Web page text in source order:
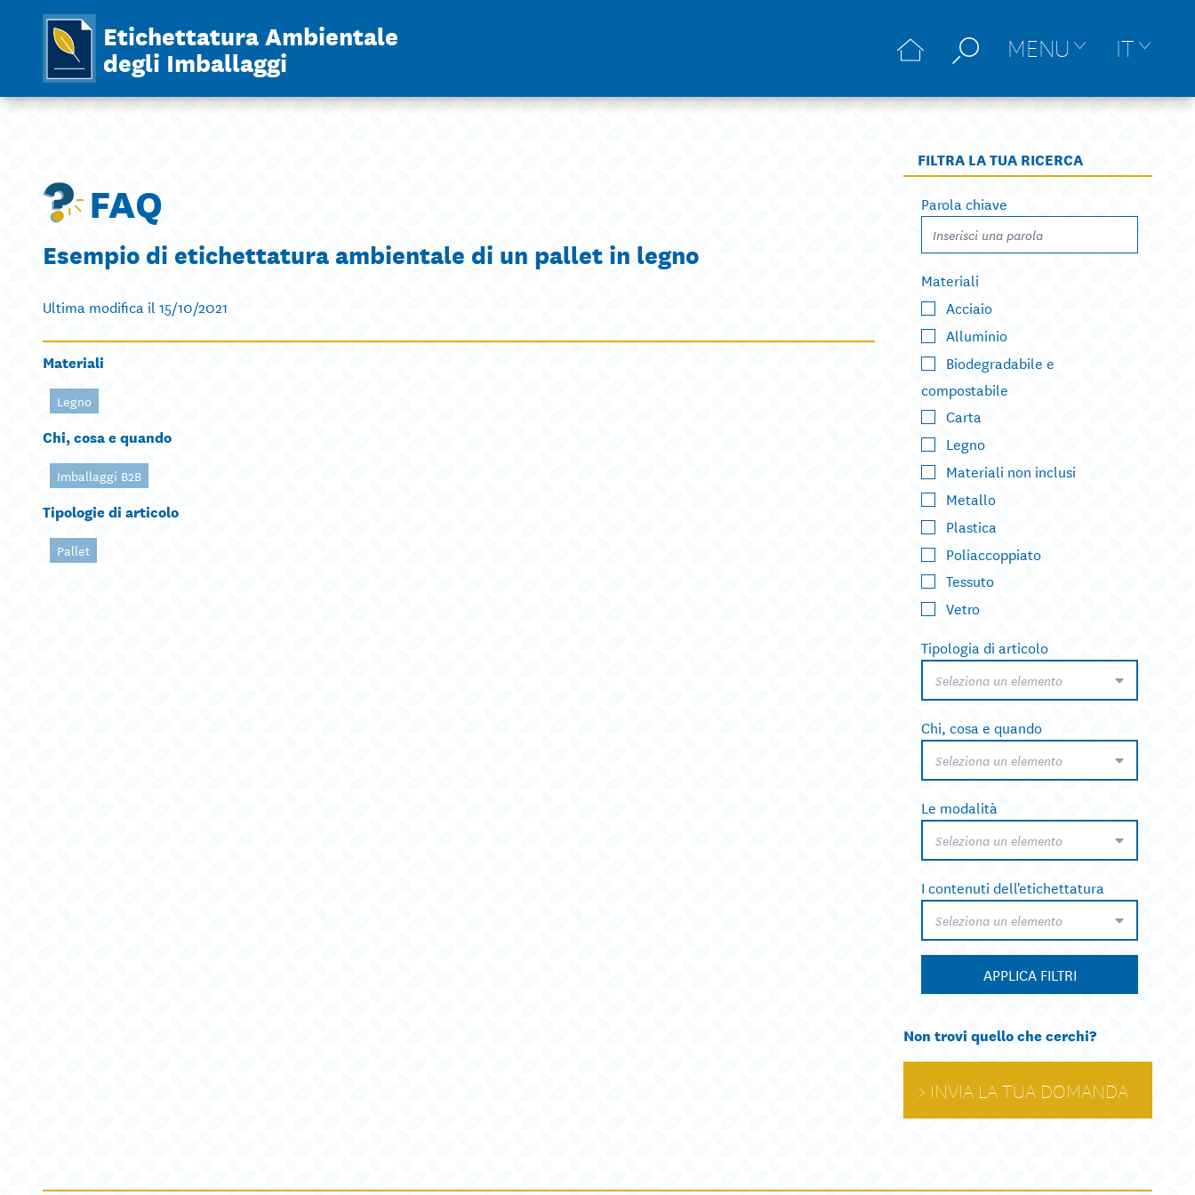
Etichettatura Ambientale
degli Imballaggi MENU IT
FAQ
Esempio di etichettatura ambientale di un pallet in legno
Ultima modifica il 15/10/2021
Materiali
Legno
Chi, cosa e quando
Imballaggi B2B
Tipologie di articolo
Pallet
FILTRA LA TUA RICERCA
Parola chiave
Materiali
Acciaio
Alluminio
Biodegradabile e
compostabile
Carta
Legno
Materiali non inclusi
Metallo
Plastica
Poliaccoppiato
Tessuto
Vetro
Tipologia di articolo
Seleziona un elemento
Chi, cosa e quando
Seleziona un elemento
Le modalità
Seleziona un elemento
I contenuti dell'etichettatura
Seleziona un elemento
APPLICA FILTRI
Non trovi quello che cerchi?
INVIA LA TUA DOMANDA